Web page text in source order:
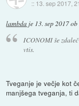
:: 13. sep 2017,
lambda je 13. sep 2017
ICONOMI še
vtis.
Tveganje je večje kot
manjšega tveganja, ti